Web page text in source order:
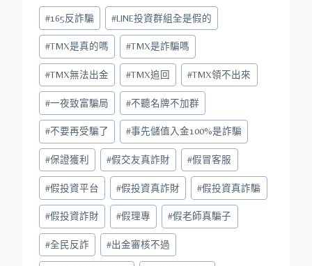
Post
Tags:
#165反詐騙 #LINE投資群組全是假的
#TMX是真的嗎 #TMX是詐騙嗎
#TMX無法出金 #TMX追回 #TMX領不出來
#一夜致富騙局 #不聽名牌不加群
#不要再受騙了 #事先儲值入金100%是詐騙
#保證獲利 #假交友真詐財 #假冒客服
#假投資平台 #假投資真詐財 #假投資真詐騙
#假投資詐財 #假理專 #假老師真騙子
#全民反詐 #出金審核不過